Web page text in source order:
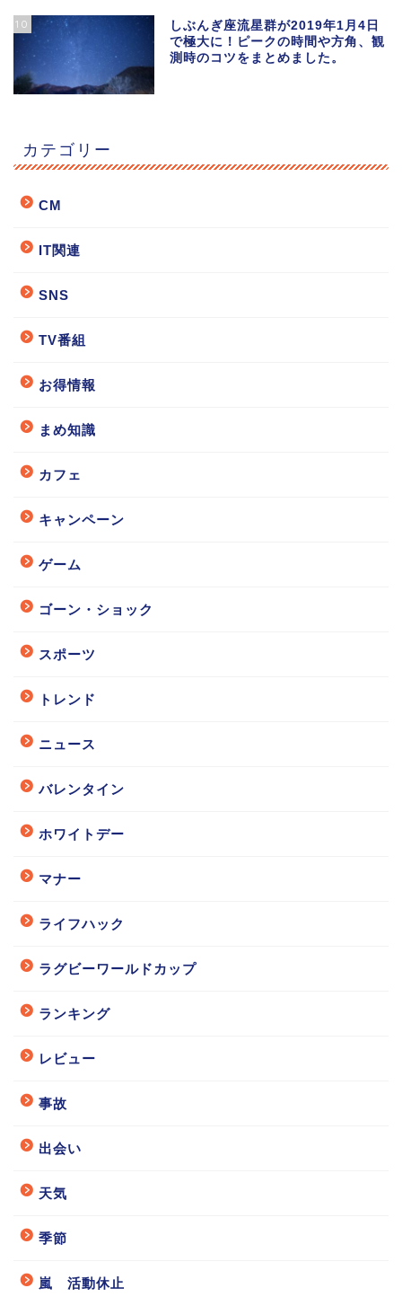
10
しぶんぎ座流星群が2019年1月4日
で極大に！ピークの時間や方角、観
測時のコツをまとめました。
カテゴリー
CM
IT関連
SNS
TV番組
お得情報
まめ知識
カフェ
キャンペーン
ゲーム
ゴーン・ショック
スポーツ
トレンド
ニュース
バレンタイン
ホワイトデー
マナー
ライフハック
ラグビーワールドカップ
ランキング
レビュー
事故
出会い
天気
季節
嵐 活動休止